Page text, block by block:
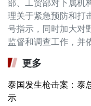
部、工贸部对下属机
理关于紧急预防和打
号指示，同时加大对
监督和调查工作，并
更多
泰国发生枪击案：泰
示